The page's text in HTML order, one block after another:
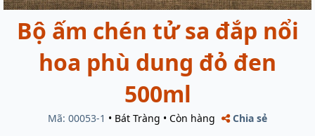
Bộ ấm chén tử sa đắp nổi
hoa phù dung đỏ đen
500ml
Mã: 00053-1 • Bát Tràng • Còn hàng Chia sẻ